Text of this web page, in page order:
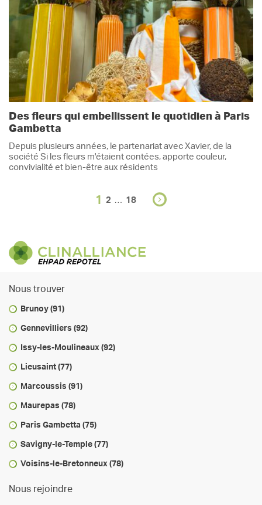
Des fleurs qui embellissent le quotidien à Paris
Gambetta
Depuis plusieurs années, le partenariat avec Xavier, de la
société Si les fleurs m'étaient contées, apporte couleur,
convivialité et bien-être aux résidents
1 2 … 18
Nous trouver
Brunoy (91)
Gennevilliers (92)
Issy-les-Moulineaux (92)
Lieusaint (77)
Marcoussis (91)
Maurepas (78)
Paris Gambetta (75)
Savigny-le-Temple (77)
Voisins-le-Bretonneux (78)
Nous rejoindre